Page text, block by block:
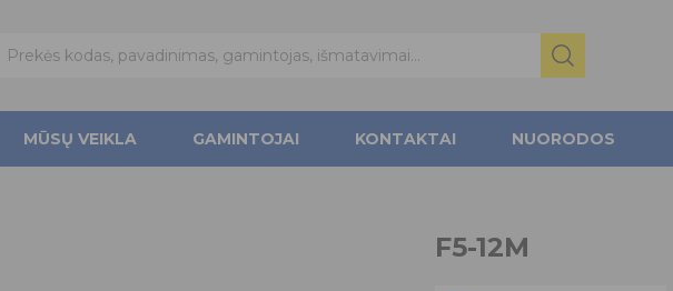
MŪSŲ VEIKLA GAMINTOJAI KONTAKTAI NUORODOS
F5-12M